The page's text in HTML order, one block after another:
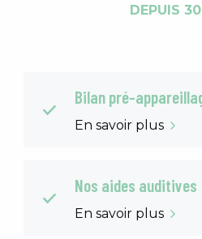
DEPUIS
Bilan pré-
En savoir plus
Nos aides auditives
En savoir plus